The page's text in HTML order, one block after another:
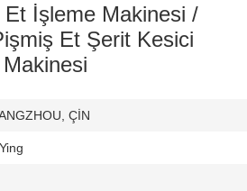
İşleme Makinesi /
Et Şerit Kesici
Makinesi
ÇİN